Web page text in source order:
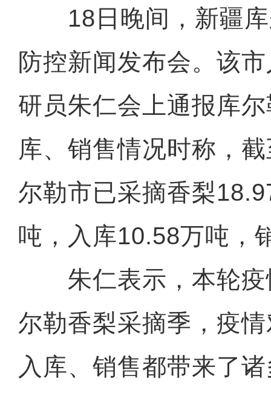
18日晚间，新疆库
防控新闻发布会。该
研员朱仁会上通报库
库、销售情况时称，
尔勒市已采摘香梨
吨，入库10.58万吨，
朱仁表示，本轮疫
尔勒香梨采摘季，疫
入库、销售都带来了